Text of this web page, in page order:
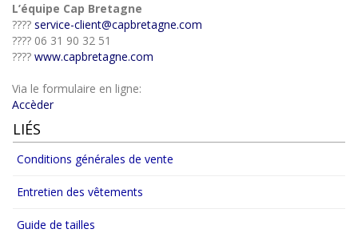
L’équipe Cap Bretagne
???? service-client@capbretagne.com
???? 06 31 90 32 51
???? www.capbretagne.com
Via le formulaire en ligne:
Accèder
LIÉS
Conditions générales de vente
Entretien des vêtements
Guide de tailles